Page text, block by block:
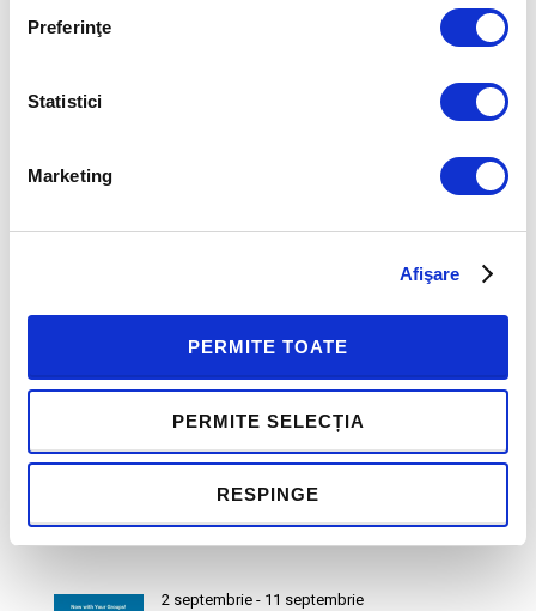
Preferinţe
Statistici
Marketing
Afişare
PERMITE TOATE
PERMITE SELECȚIA
RESPINGE
Phone:
Email:
contact@humaninvest.ro
www.humaninvest.ro
Virtual Classroom
pentru programul
Behaviors of a
Cohesive Team™
EVENIMENTE URMĂTOARE
2 septembrie - 11 septembrie